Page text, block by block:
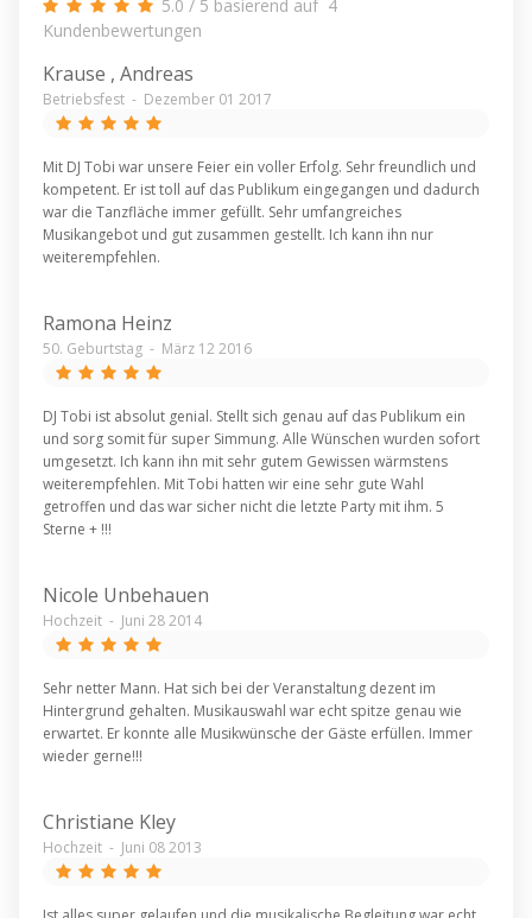
5.0 / 5 basierend auf 4
Kundenbewertungen
Krause , Andreas
Betriebsfest - Dezember 01 2017
Mit DJ Tobi war unsere Feier ein voller Erfolg. Sehr freundlich und
kompetent. Er ist toll auf das Publikum eingegangen und dadurch
war die Tanzfläche immer gefüllt. Sehr umfangreiches
Musikangebot und gut zusammen gestellt. Ich kann ihn nur
weiterempfehlen.
Ramona Heinz
50. Geburtstag - März 12 2016
DJ Tobi ist absolut genial. Stellt sich genau auf das Publikum ein
und sorg somit für super Simmung. Alle Wünschen wurden sofort
umgesetzt. Ich kann ihn mit sehr gutem Gewissen wärmstens
weiterempfehlen. Mit Tobi hatten wir eine sehr gute Wahl
getroffen und das war sicher nicht die letzte Party mit ihm. 5
Sterne + !!!
Nicole Unbehauen
Hochzeit - Juni 28 2014
Sehr netter Mann. Hat sich bei der Veranstaltung dezent im
Hintergrund gehalten. Musikauswahl war echt spitze genau wie
erwartet. Er konnte alle Musikwünsche der Gäste erfüllen. Immer
wieder gerne!!!
Christiane Kley
Hochzeit - Juni 08 2013